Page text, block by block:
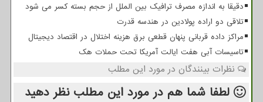
دقیقا به اندازه مصرف ترافیک بین الملل از حجم بسته کسر می شود
تلاقی دو اراده پولادین در هندسه قدرت
مراکز داده قربانی پنهان قطعی برق هزینه اختلال در اقتصاد دیجیتال
تاسیسات آبی هفت ایالت آمریکا تحت حملات هک
نظرات بینندگان در مورد این مطلب
لطفا شما هم در مورد این مطلب نظر دهید